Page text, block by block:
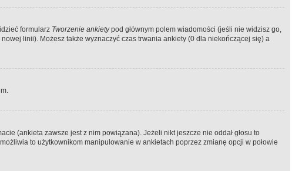
formularz Tworzenie ankietypod głównym polem wiadomości (jeśli nie widzisz go,
linii). Możesz także wyznaczyć czas trwania ankiety (0 dla niekończącej się) a
(ankieta zawsze jest z nim powiązana). Jeżeli nikt jeszcze nie oddał głosu to
to użytkownikom manipulowanie w ankietach poprzez zmianę opcji w połowie